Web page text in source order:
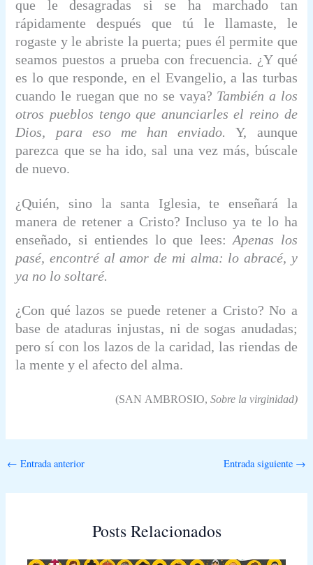
que le desagradas si se ha marchado tan
rápidamente después que tú le llamaste, le
rogaste y le abriste la puerta; pues él permite que
seamos puestos a prueba con frecuencia. ¿Y qué
es lo que responde, en el Evangelio, a las turbas
cuando le ruegan que no se vaya? También a los
otros pueblos tengo que anunciarles el reino de
Dios, para eso me han enviado.
Y, aunque
parezca que se ha ido, sal una vez más, búscale
de nuevo.
¿Quién, sino la santa Iglesia, te enseñará la
manera de retener a Cristo? Incluso ya te lo ha
enseñado, si entiendes lo que lees:Apenas los
pasé, encontré al amor de mi alma: lo abracé, y
ya no lo soltaré.
¿Con qué lazos se puede retener a Cristo? No a
base de ataduras injustas, ni de sogas anudadas;
pero sí con los lazos de la caridad, las riendas de
la mente y el afecto del alma.
(SAN AMBROSIO, Sobre la virginidad)
← Entrada anterior Entrada siguiente →
Posts Relacionados